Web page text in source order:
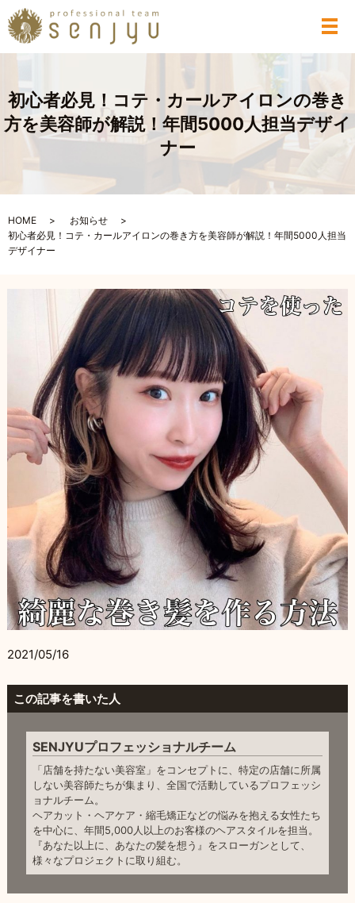
メ
初心者必見！コテ・カールアイロンの巻き
方を美容師が解説！年間5000人担当デザイ
ナー
HOME
お知らせ
初心者必見！コテ・カールアイロンの巻き方を美容師が解説！年間5000人担当
デザイナー
2021/05/16
この記事を書いた人
SENJYUプロフェッショナルチーム
「店舗を持たない美容室」をコンセプトに、特定の店舗に所属
しない美容師たちが集まり、全国で活動しているプロフェッシ
ョナルチーム。
ヘアカット・ヘアケア・縮毛矯正などの悩みを抱える女性たち
を中心に、年間5,000人以上のお客様のヘアスタイルを担当。
『あなた以上に、あなたの髪を想う』をスローガンとして、
様々なプロジェクトに取り組む。